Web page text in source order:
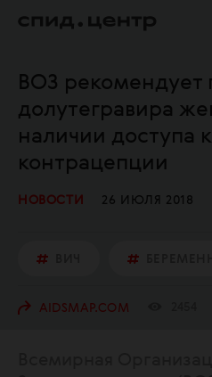
ВОЗ рекомендует
долутегравира
наличии доступа
контрацепции
НОВОСТИ 26 ИЮЛЯ 2018
AIDSMAP.COM